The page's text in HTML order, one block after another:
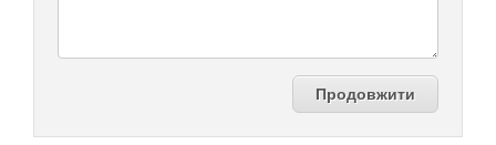
Продовжити